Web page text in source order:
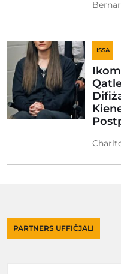
ISSA
PARTNERS UFFIĊJALI